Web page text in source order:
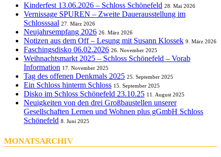
Kinderfest 13.06.2026 – Schloss Schönefeld 28. Mai 2026
Vernissage SPUREN – Zweite Dauerausstellung im
Schlosssaal 27. März 2026
Neujahrsempfang 2026 26. März 2026
Notizen aus dem Off – Lesung mit Susann Klossek 9. März 2026
Faschingsdisko 06.02.2026 26. November 2025
Weihnachtsmarkt 2025 – Schloss Schönefeld – Vorab
Information 17. November 2025
Tag des offenen Denkmals 2025 25. September 2025
Ein Schloss hinterm Schloss 15. September 2025
Disko im Schloss Schönefeld 23.10.25 11. August 2025
Neuigkeiten von den drei Großbaustellen unserer
Gesellschaften Lernen und Wohnen plus gGmbH Schloss
Schönefeld 8. Juni 2025
MONATSARCHIV